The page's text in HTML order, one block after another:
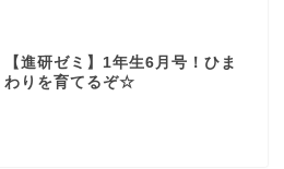
【進研ゼミ】1年生6月号！ひま
わりを育てるぞ☆